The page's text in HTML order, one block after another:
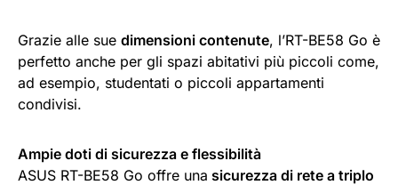
Grazie alle sue dimensioni contenute, l’RT-BE58 Go è
perfetto anche per gli spazi abitativi più piccoli come,
ad esempio, studentati o piccoli appartamenti
condivisi.
Ampie doti di sicurezza e flessibilità
ASUS RT-BE58 Go offre una sicurezza di rete a triplo